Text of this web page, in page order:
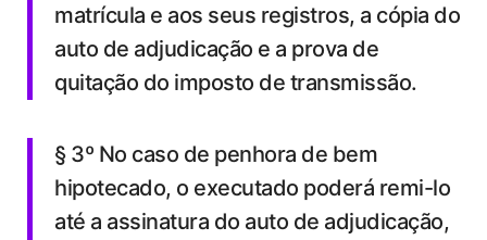
matrícula e aos seus registros, a cópia do
auto de adjudicação e a prova de
quitação do imposto de transmissão.
§ 3º No caso de penhora de bem
hipotecado, o executado poderá remi-lo
até a assinatura do auto de adjudicação,